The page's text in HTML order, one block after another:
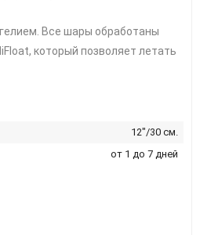
Все шары обработаны
который позволяет летать
12"/30 см.
от 1 до 7 дней